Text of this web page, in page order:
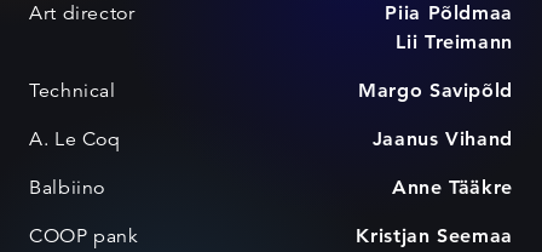
Art director
Piia Põldmaa
Lii Treimann
Technical Margo Savipõld
A. Le Coq Jaanus Vihand
Balbiino Anne Tääkre
COOP pank Kristjan Seemaa